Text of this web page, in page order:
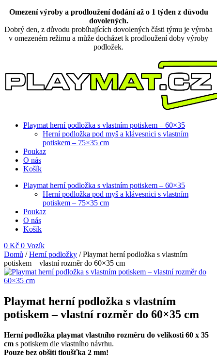
Přejít
obsahu
Omezení výroby a prodloužení dodání až o 1 týden z důvodu
dovolených.
Dobrý den, z důvodu probíhajících dovolených části týmu je výroba
v omezeném režimu a může docházet k prodloužení doby výroby
podložek.
Playmat herní podložka s vlastním potiskem – 60×35
Herní podložka pod myš a klávesnici s vlastním
potiskem – 75×35 cm
Poukaz
O nás
Košík
Playmat herní podložka s vlastním potiskem – 60×35
Herní podložka pod myš a klávesnici s vlastním
potiskem – 75×35 cm
Poukaz
O nás
Košík
0 Kč 0 Vozík
Domů /Herní podložky / Playmat herní podložka s vlastním
potiskem – vlastní rozměr do 60×35 cm
Playmat herní podložka s vlastním
potiskem – vlastní rozměr do 60×35 cm
Herní podložka playmat vlastního rozměru do velikosti 60 x 35
cm s potiskem dle vlastního návrhu.
Pouze bez obšití tloušťka 2 mm!